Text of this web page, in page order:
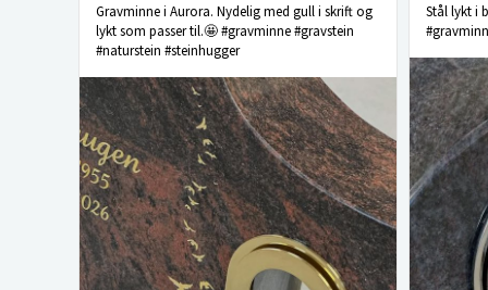
Gravminne i Aurora. Nydelig med gull i skrift og
lykt som passer til.🤩 #gravminne #gravstein
#naturstein #steinhugger
Stål lykt i